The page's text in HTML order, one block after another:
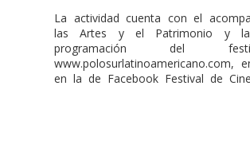
La actividad cuenta con el
las Artes y el Patrimonio y la
programación del
en la de Facebook Festival de